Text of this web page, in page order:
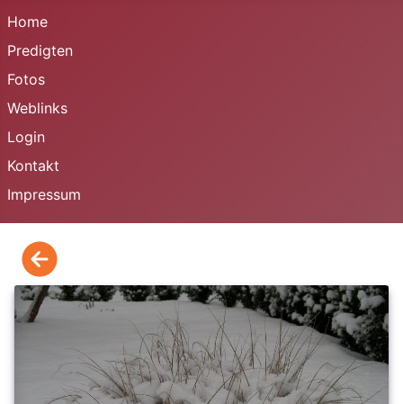
Home
Predigten
Fotos
Weblinks
Login
Kontakt
Impressum